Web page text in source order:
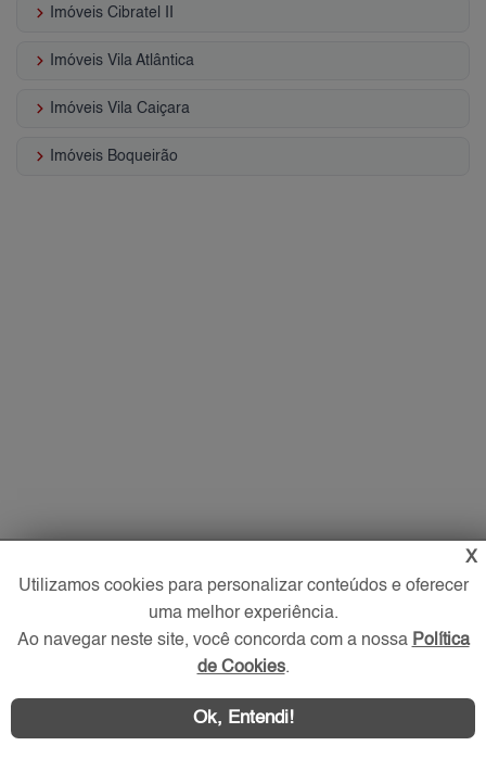
keyboard_arrow_right Imóveis Cibratel II
keyboard_arrow_right Imóveis Vila Atlântica
keyboard_arrow_right Imóveis Vila Caiçara
keyboard_arrow_right Imóveis Boqueirão
X
Utilizamos cookies para personalizar conteúdos e oferecer
uma melhor experiência.
Ao navegar neste site, você concorda com a nossa Política
de Cookies.
Ok, Entendi!